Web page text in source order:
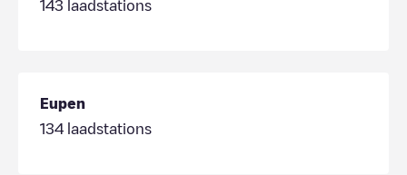
143 laadstations
Eupen
134 laadstations